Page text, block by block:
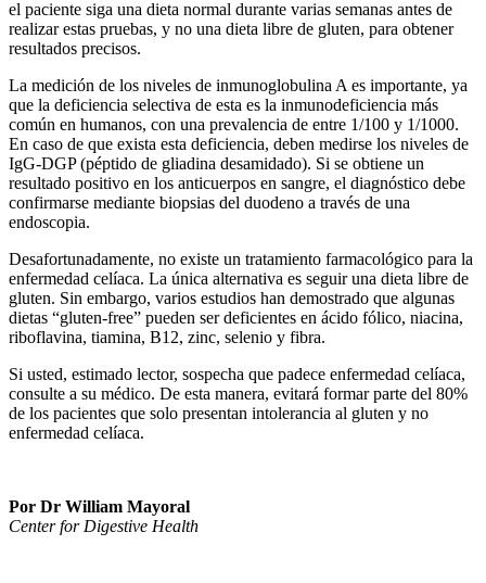
el paciente siga una dieta normal durante varias semanas antes de
realizar estas pruebas, y no una dieta libre de gluten, para obtener
resultados precisos.
La medición de los niveles de inmunoglobulina A es importante, ya
que la deficiencia selectiva de esta es la inmunodeficiencia más
común en humanos, con una prevalencia de entre 1/100 y 1/1000.
En caso de que exista esta deficiencia, deben medirse los niveles de
IgG-DGP (péptido de gliadina desamidado). Si se obtiene un
resultado positivo en los anticuerpos en sangre, el diagnóstico debe
confirmarse mediante biopsias del duodeno a través de una
endoscopia.
Desafortunadamente, no existe un tratamiento farmacológico para la
enfermedad celíaca. La única alternativa es seguir una dieta libre de
gluten. Sin embargo, varios estudios han demostrado que algunas
dietas “gluten-free” pueden ser deficientes en ácido fólico, niacina,
riboflavina, tiamina, B12, zinc, selenio y fibra.
Si usted, estimado lector, sospecha que padece enfermedad celíaca,
consulte a su médico. De esta manera, evitará formar parte del 80%
de los pacientes que solo presentan intolerancia al gluten y no
enfermedad celíaca.
Por Dr William Mayoral
Center for Digestive Health